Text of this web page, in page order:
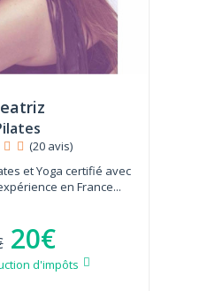
(20 avis)
et Yoga certifié avec
en France...
20€
d'impôts